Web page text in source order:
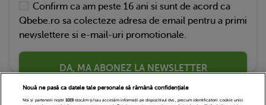
Confirm ca am peste 16 ani si sunt de acord ca
Qbebe.ro sa colecteze adresa de email pentru a primi
newslettere si e-mail-uri promotionale.
DA, MA ABONEZ LA NEWSLETTER
Nouă ne pasă ca datele tale personale să rămână confidențiale
Noi și partenerii noștri 1019stocăm și/sau accesăm informații pe dispozitivul dvs., precum identificatorii cookie unici